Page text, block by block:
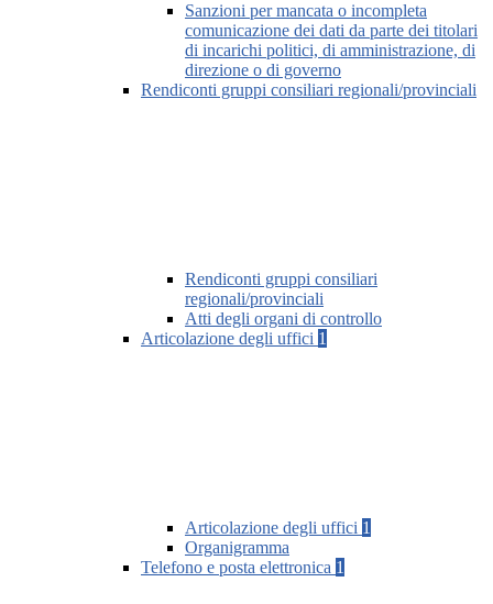
Sanzioni per mancata o incompleta
comunicazione dei dati da parte dei titolari
di incarichi politici, di amministrazione, di
direzione o di governo
Rendiconti gruppi consiliari regionali/provinciali
Rendiconti gruppi consiliari
regionali/provinciali
Atti degli organi di controllo
Articolazione degli uffici 1
Articolazione degli uffici 1
Organigramma
Telefono e posta elettronica 1